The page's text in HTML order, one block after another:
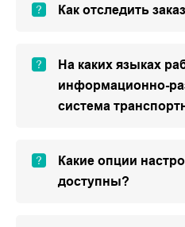
Как отследить
На каких языках
информационно-
система
Какие опции
доступны?